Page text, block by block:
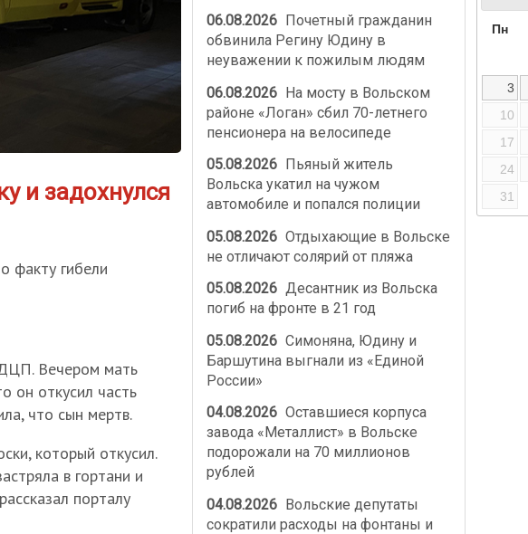
и задохнулся
факту гибели
Вечером мать
он откусил часть
что сын мертв.
который откусил.
в гортани и
порталу
06.08.2026
Почетный гражданин
обвинила Регину Юдину в
неуважении к пожилым людям
06.08.2026 На мосту в Вольском
районе «Логан» сбил 70-летнего
пенсионера на велосипеде
05.08.2026
Пьяный житель
Вольска укатил на чужом
автомобиле и попался полиции
05.08.2026 Отдыхающие в Вольске
не отличают солярий от пляжа
05.08.2026 Десантник из Вольска
погиб на фронте в 21 год
05.08.2026 Симоняна, Юдину и
Баршутина выгнали из «Единой
России»
04.08.2026 Оставшиеся корпуса
завода «Металлист» в Вольске
подорожали на 70 миллионов
рублей
04.08.2026 Вольские депутаты
сократили расходы на фонтаны и
Пн
3
10
17
24
31